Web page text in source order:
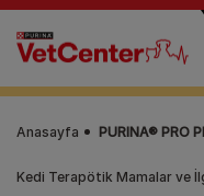
Ana içeriğe atla
Anasayfa PURINA® PRO
Kedi Terapötik Mamalar ve